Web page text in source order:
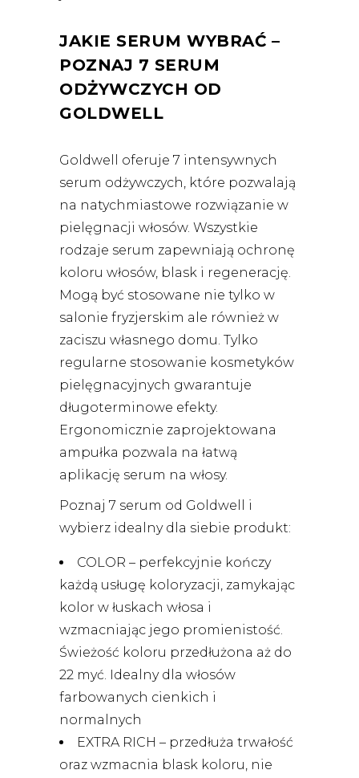
JAKIE SERUM WYBRAĆ –
POZNAJ 7 SERUM
ODŻYWCZYCH OD
GOLDWELL
Goldwell oferuje 7 intensywnych
serum odżywczych, które pozwalają
na natychmiastowe rozwiązanie w
pielęgnacji włosów. Wszystkie
rodzaje serum zapewniają ochronę
koloru włosów, blask i regenerację.
Mogą być stosowane nie tylko w
salonie fryzjerskim ale również w
zaciszu własnego domu. Tylko
regularne stosowanie kosmetyków
pielęgnacyjnych gwarantuje
długoterminowe efekty.
Ergonomicznie zaprojektowana
ampułka pozwala na łatwą
aplikację serum na włosy.
Poznaj 7 serum od Goldwell i
wybierz idealny dla siebie produkt:
COLOR – perfekcyjnie kończy
każdą usługę koloryzacji, zamykając
kolor w łuskach włosa i
wzmacniając jego promienistość.
Świeżość koloru przedłużona aż do
22 myć. Idealny dla włosów
farbowanych cienkich i
normalnych
EXTRA RICH – przedłuża trwałość
oraz wzmacnia blask koloru, nie